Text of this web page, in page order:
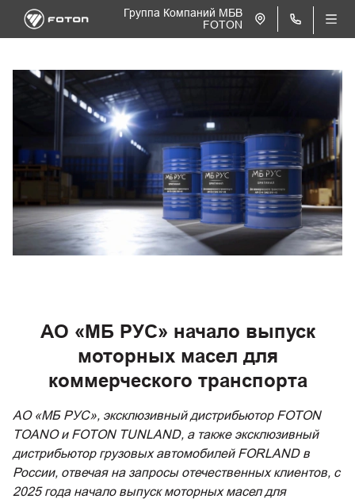
Группа Компаний МБВ
FOTON
АО «МБ РУС» начало выпуск
моторных масел для
коммерческого транспорта
АО «МБ РУС», эксклюзивный дистрибьютор FOTON
TOANO и FOTON TUNLAND, а также эксклюзивный
дистрибьютор грузовых автомобилей FORLAND в
России, отвечая на запросы отечественных клиентов, с
2025 года начало выпуск моторных масел для